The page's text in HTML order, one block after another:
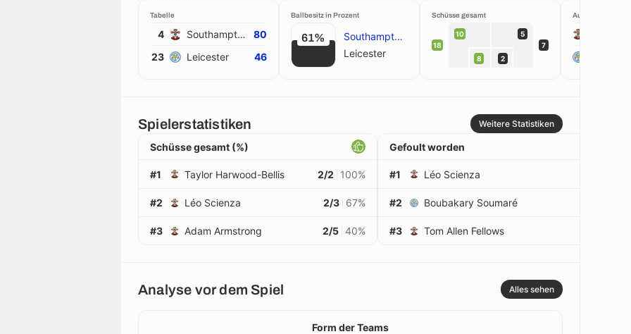
Tabelle
4 Southampton
80
23
Leicester 46
Ballbesitz in Prozent
61%
Southampton
Leicester
Schüsse gesamt
18
10 5
8 2
7
Aufstellung
Spielerstatistiken Weitere Statistiken
Schüsse gesamt (%)
#1 Taylor Harwood-Bellis 2/2 100%
#2 Léo Scienza 2/3 67%
#3 Adam Armstrong 2/5 40%
Gefoult worden
#1 Léo Scienza
#2 Boubakary Soumaré
#3 Tom Allen Fellows
Analyse vor dem Spiel Alles sehen
Form der Teams